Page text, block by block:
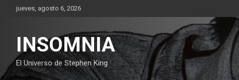
Saltarjueves, agosto 6, 2026
INSOMNIA
El Universo de Stephen King